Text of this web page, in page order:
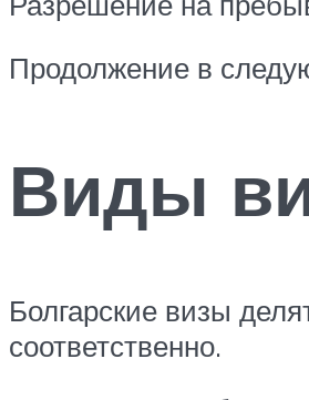
Продолжение в
Виды
Болгарские визы
соответственно.